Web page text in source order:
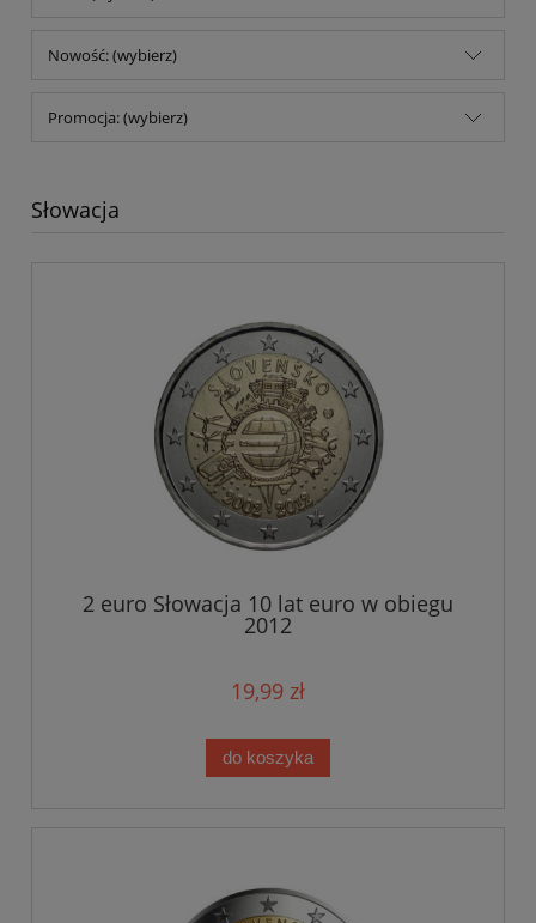
Nowość: (wybierz)
Promocja: (wybierz)
Słowacja
2 euro Słowacja 10 lat euro w obiegu
2012
19,99 zł
do koszyka